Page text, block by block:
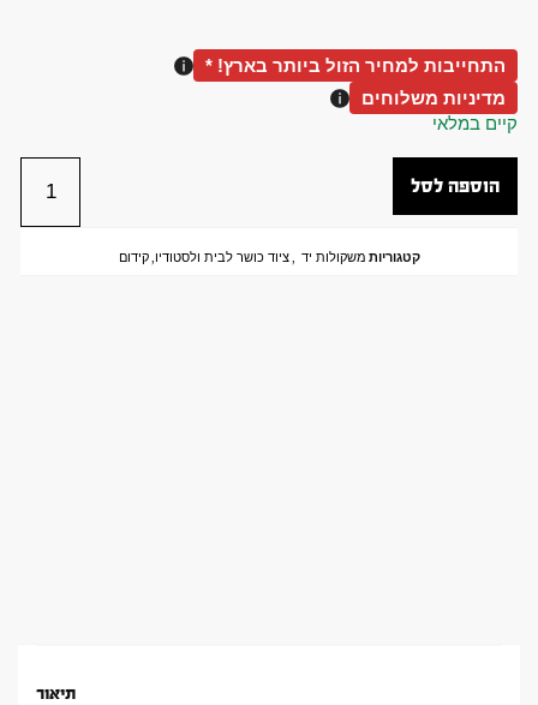
התחייבות למחיר הזול ביותר בארץ! *
מדיניות משלוחים
קיים במלאי
הוספה לסל
קטגוריות משקולות יד ,ציוד כושר לבית ולסטודיו,קידום
תיאור